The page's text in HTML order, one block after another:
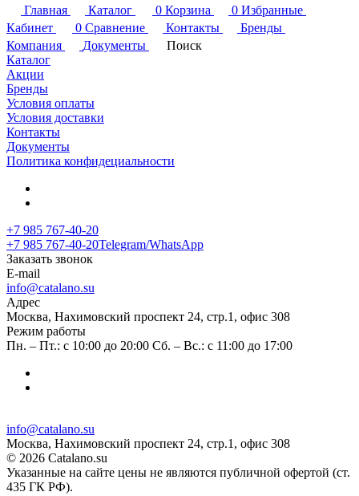
Главная
Каталог 0 Корзина 0 Избранные
Кабинет
0 Сравнение Контакты
Бренды
Компания
Документы
Поиск
Каталог
Акции
Бренды
Условия оплаты
Условия доставки
Контакты
Документы
Политика конфидециальности
+7 985 767-40-20
+7 985 767-40-20Telegram/WhatsApp
Заказать звонок
E-mail
info@catalano.su
Адрес
Москва, Нахимовский проспект 24, стр.1, офис 308
Режим работы
Пн. – Пт.: с 10:00 до 20:00 Сб. – Вс.: с 11:00 до 17:00
info@catalano.su
Москва, Нахимовский проспект 24, стр.1, офис 308
© 2026 Catalano.su
Указанные на сайте цены не являются публичной офертой (ст.
435 ГК РФ).